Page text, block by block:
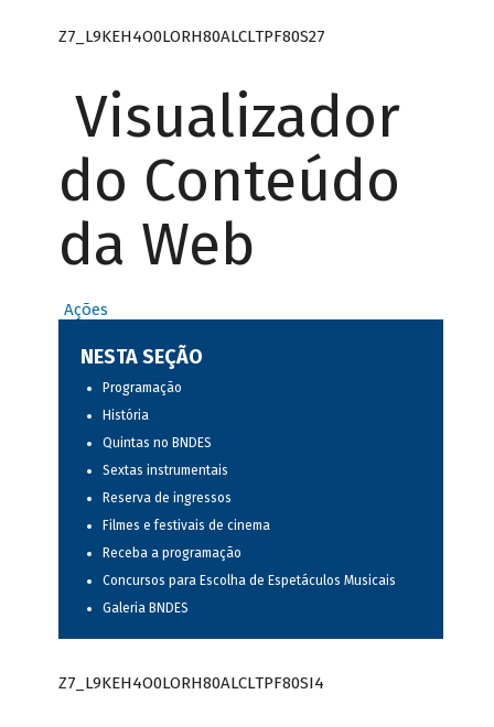
Z7_L9KEH4O0LORH80ALCLTPF80S27
Visualizador
do Conteúdo
da Web
Ações
NESTA SEÇÃO
Programação
História
Quintas no BNDES
Sextas instrumentais
Reserva de ingressos
Filmes e festivais de cinema
Receba a programação
Concursos para Escolha de Espetáculos Musicais
Galeria BNDES
Z7_L9KEH4O0LORH80ALCLTPF80SI4